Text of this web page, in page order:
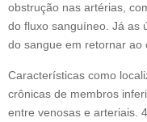
obstrução nas artérias,
do fluxo sanguíneo. Já as
do sangue em retornar ao
Características como
crônicas de membros
entre venosas e arteriais. 4